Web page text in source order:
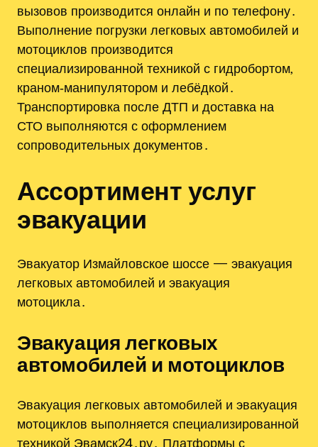
вызовов производится онлайн и по телефону․
Выполнение погрузки легковых автомобилей и
мотоциклов производится
специализированной техникой с гидробортом,
краном‑манипулятором и лебёдкой․
Транспортировка после ДТП и доставка на
СТО выполняются с оформлением
сопроводительных документов․
Ассортимент услуг
эвакуации
Эвакуатор Измайловское шоссе — эвакуация
легковых автомобилей и эвакуация
мотоцикла․
Эвакуация легковых
автомобилей и мотоциклов
Эвакуация легковых автомобилей и эвакуация
мотоциклов выполняется специализированной
техникой Эвамск24․ру․ Платформы с